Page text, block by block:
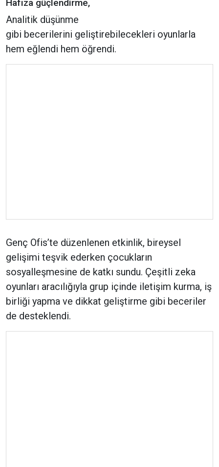
Hafıza güçlendirme,
Analitik düşünme
gibi becerilerini geliştirebilecekleri oyunlarla
hem eğlendi hem öğrendi.
Genç Ofis’te düzenlenen etkinlik, bireysel
gelişimi teşvik ederken çocukların
sosyalleşmesine de katkı sundu. Çeşitli zeka
oyunları aracılığıyla grup içinde iletişim kurma, iş
birliği yapma ve dikkat geliştirme gibi beceriler
de desteklendi.